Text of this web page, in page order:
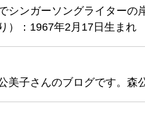
シンガーソングライター
）：1967年2月17日生ま
美子さんのブログです。